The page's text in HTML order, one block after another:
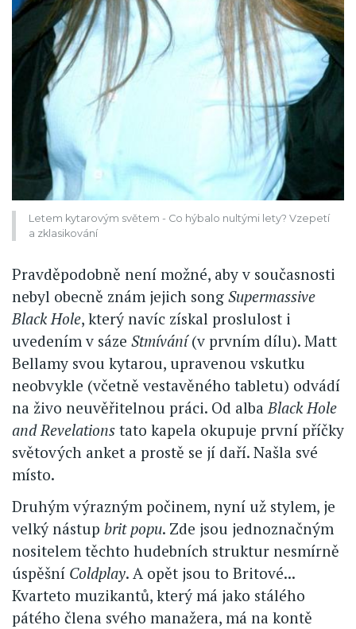
Letem kytarovým světem - Co hýbalo nultými lety? Vzepetí
a zklasikování
Pravděpodobně není možné, aby v současnosti
nebyl obecně znám jejich song Supermassive
Black Hole, který navíc získal proslulost i
uvedením v sáze Stmívání(v prvním dílu). Matt
Bellamy svou kytarou, upravenou vskutku
neobvykle (včetně vestavěného tabletu) odvádí
na živo neuvěřitelnou práci. Od albaBlack Hole
and Revelations tato kapela okupuje první příčky
světových anket a prostě se jí daří. Našla své
místo.
Druhým výrazným počinem, nyní už stylem, je
velký nástup brit popu. Zde jsou jednoznačným
nositelem těchto hudebních struktur nesmírně
úspěšní Coldplay. A opět jsou to Britové...
Kvarteto muzikantů, který má jako stálého
pátého člena svého manažera, má na kontě